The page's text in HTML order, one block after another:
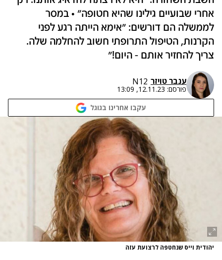
אחרי שבועיים גילינו שהיא חטופה״ • במסר
לממשלה הם דורשים: ״אימא הייתה רגע לפני
הקרנות, הטיפול התרופתי חשוב להחלמה שלה.
צריך להחזיר אותם - היום!״
ענבר טויזר N12
פורסם: 12.11.23, 13:09
עקבו אחרינו בגוגל
יהודית וייס שנחטפה לרצועת עזה